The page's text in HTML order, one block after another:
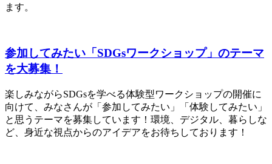
ます。
参加してみたい「SDGsワークショップ」のテーマ
を大募集！
楽しみながらSDGsを学べる体験型ワークショップの開催に
向けて、みなさんが「参加してみたい」「体験してみたい」
と思うテーマを募集しています！環境、デジタル、暮らしな
ど、身近な視点からのアイデアをお待ちしております！